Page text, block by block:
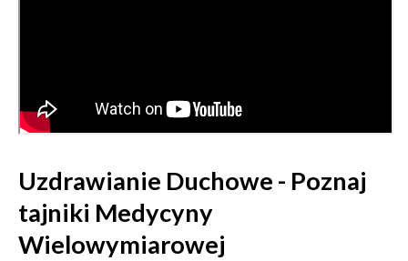
Uzdrawianie Duchowe - Poznaj
tajniki Medycyny
Wielowymiarowej